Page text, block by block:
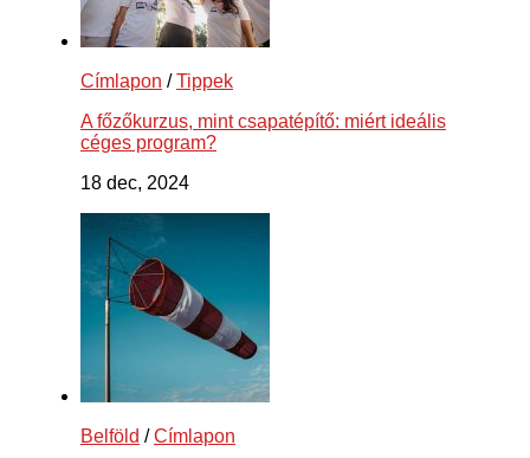
Címlapon /Tippek
A főzőkurzus, mint csapatépítő: miért ideális
céges program?
18 dec, 2024
Belföld /Címlapon